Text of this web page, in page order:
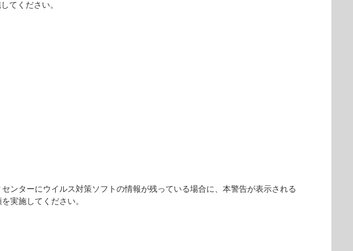
てください。
ンターにウイルス対策ソフトの情報が残っている場合に、本警告が表示される
実施してください。